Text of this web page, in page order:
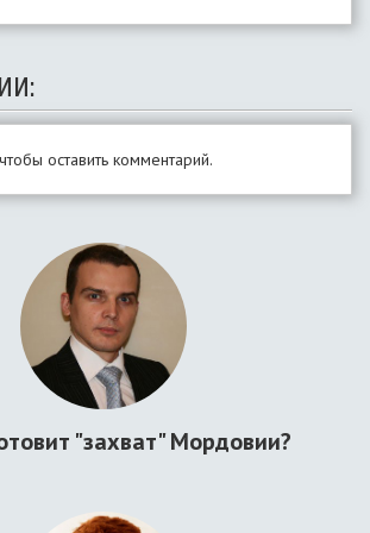
оставить комментарий.
"захват" Мордовии?